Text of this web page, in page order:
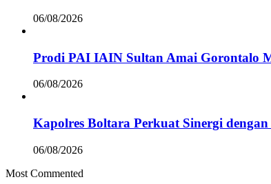
06/08/2026
Prodi PAI IAIN Sultan Amai Gorontalo
06/08/2026
Kapolres Boltara Perkuat Sinergi dengan
06/08/2026
Most Commented